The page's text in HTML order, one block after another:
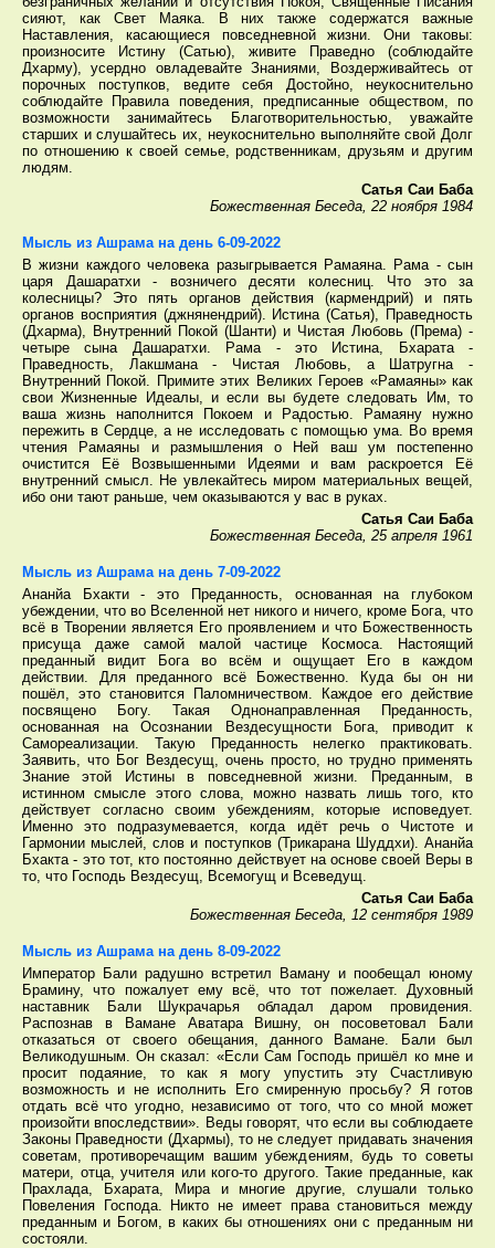
сияют, как Свет Маяка. В них также содержатся важные
Наставления, касающиеся повседневной жизни. Они таковы:
произносите Истину (Сатью), живите Праведно (соблюдайте
Дхарму), усердно овладевайте Знаниями, Воздерживайтесь от
порочных поступков, ведите себя Достойно, неукоснительно
соблюдайте Правила поведения, предписанные обществом, по
возможности занимайтесь Благотворительностью, уважайте
старших и слушайтесь их, неукоснительно выполняйте свой Долг
по отношению к своей семье, родственникам, друзьям и другим
людям.
Сатья Саи Баба
Божественная Беседа, 22 ноября 1984
Мысль из Ашрама на день 6-09-2022
В жизни каждого человека разыгрывается Рамаяна. Рама - сын
царя Дашаратхи - возничего десяти колесниц. Что это за
колесницы? Это пять органов действия (кармендрий) и пять
органов восприятия (джнянендрий). Истина (Сатья), Праведность
(Дхарма), Внутренний Покой (Шанти) и Чистая Любовь (Према) -
четыре сына Дашаратхи. Рама - это Истина, Бхарата -
Праведность, Лакшмана - Чистая Любовь, а Шатругна -
Внутренний Покой. Примите этих Великих Героев «Рамаяны» как
свои Жизненные Идеалы, и если вы будете следовать Им, то
ваша жизнь наполнится Покоем и Радостью. Рамаяну нужно
пережить в Сердце, а не исследовать с помощью ума. Во время
чтения Рамаяны и размышления о Ней ваш ум постепенно
очистится Её Возвышенными Идеями и вам раскроется Её
внутренний смысл. Не увлекайтесь миром материальных вещей,
ибо они тают раньше, чем оказываются у вас в руках.
Сатья Саи Баба
Божественная Беседа, 25 апреля 1961
Мысль из Ашрама на день 7-09-2022
Ананйа Бхакти - это Преданность, основанная на глубоком
убеждении, что во Вселенной нет никого и ничего, кроме Бога, что
всё в Творении является Его проявлением и что Божественность
присуща даже самой малой частице Космоса. Настоящий
преданный видит Бога во всём и ощущает Его в каждом
действии. Для преданного всё Божественно. Куда бы он ни
пошёл, это становится Паломничеством. Каждое его действие
посвящено Богу. Такая Однонаправленная Преданность,
основанная на Осознании Вездесущности Бога, приводит к
Самореализации. Такую Преданность нелегко практиковать.
Заявить, что Бог Вездесущ, очень просто, но трудно применять
Знание этой Истины в повседневной жизни. Преданным, в
истинном смысле этого слова, можно назвать лишь того, кто
действует согласно своим убеждениям, которые исповедует.
Именно это подразумевается, когда идёт речь о Чистоте и
Гармонии мыслей, слов и поступков (Трикарана Шуддхи). Ананйа
Бхакта - это тот, кто постоянно действует на основе своей Веры в
то, что Господь Вездесущ, Всемогущ и Всеведущ.
Сатья Саи Баба
Божественная Беседа, 12 сентября 1989
Мысль из Ашрама на день 8-09-2022
Император Бали радушно встретил Ваману и пообещал юному
Брамину, что пожалует ему всё, что тот пожелает. Духовный
наставник Бали Шукрачарья обладал даром провидения.
Распознав в Вамане Аватара Вишну, он посоветовал Бали
отказаться от своего обещания, данного Вамане. Бали был
Великодушным. Он сказал: «Если Сам Господь пришёл ко мне и
просит подаяние, то как я могу упустить эту Счастливую
возможность и не исполнить Его смиренную просьбу? Я готов
отдать всё что угодно, независимо от того, что со мной может
произойти впоследствии». Веды говорят, что если вы соблюдаете
Законы Праведности (Дхармы), то не следует придавать значения
советам, противоречащим вашим убеждениям, будь то советы
матери, отца, учителя или кого-то другого. Такие преданные, как
Прахлада, Бхарата, Мира и многие другие, слушали только
Повеления Господа. Никто не имеет права становиться между
преданным и Богом, в каких бы отношениях они с преданным ни
состояли.